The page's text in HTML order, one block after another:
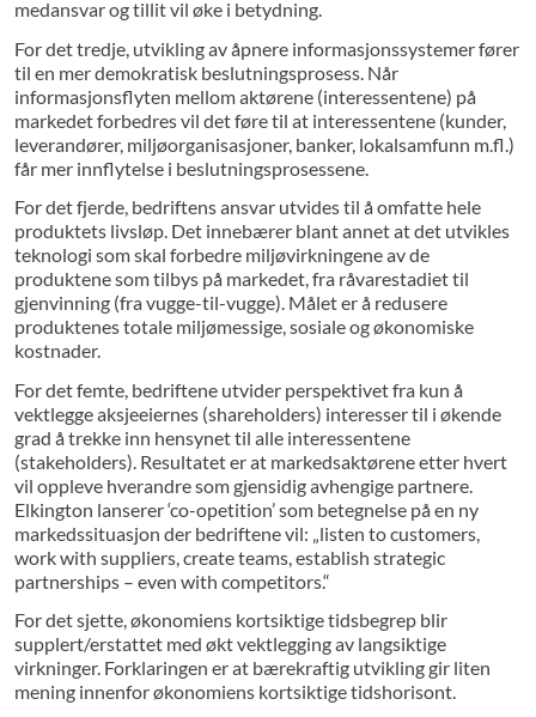
medansvar og tillit vil øke i betydning.
For det tredje, utvikling av åpnere informasjonssystemer fører
til en mer demokratisk beslutningsprosess. Når
informasjonsflyten mellom aktørene (interessentene) på
markedet forbedres vil det føre til at interessentene (kunder,
leverandører, miljøorganisasjoner, banker, lokalsamfunn m.fl.)
får mer innflytelse i beslutningsprosessene.
For det fjerde, bedriftens ansvar utvides til å omfatte hele
produktets livsløp. Det innebærer blant annet at det utvikles
teknologi som skal forbedre miljøvirkningene av de
produktene som tilbys på markedet, fra råvarestadiet til
gjenvinning (fra vugge-til-vugge). Målet er å redusere
produktenes totale miljømessige, sosiale og økonomiske
kostnader.
For det femte, bedriftene utvider perspektivet fra kun å
vektlegge aksjeeiernes (shareholders) interesser til i økende
grad å trekke inn hensynet til alle interessentene
(stakeholders). Resultatet er at markedsaktørene etter hvert
vil oppleve hverandre som gjensidig avhengige partnere.
Elkington lanserer ‘co-opetition’ som betegnelse på en ny
markedssituasjon der bedriftene vil: „listen to customers,
work with suppliers, create teams, establish strategic
partnerships – even with competitors.“
For det sjette, økonomiens kortsiktige tidsbegrep blir
supplert/erstattet med økt vektlegging av langsiktige
virkninger. Forklaringen er at bærekraftig utvikling gir liten
mening innenfor økonomiens kortsiktige tidshorisont.